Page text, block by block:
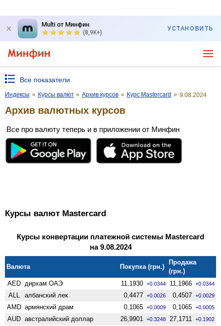
Multi от Минфин
(8,9K+)
УСТАНОВИТЬ
Все показатели
Индексы » Курсы валют » Архив курсов » Курс Mastercard » 9.08.2024
Архив валютных курсов
Все про валюту теперь и в приложении от Минфин
Курсы валют Mastercard
Курсы конвертации платежной системы Mastercard
на 9.08.2024
Валюта Покупка (грн.)
Продажа
(грн.)
AED дирхам ОАЭ 11,1930 +0.0344 11,1966 +0.0344
ALL албанский лек 0,4477 +0.0026 0,4507 +0.0029
AMD армянский драм 0,1065 +0.0009 0,1065 +0.0005
AUD австралийский доллар 26,9901 +0.3248 27,1711 +0.1902